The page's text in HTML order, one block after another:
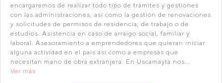
encargaremos de realizar todo tipo de trámites y gestiones
con las administraciones, así como la gestión de renovaciones
y solicitudes de permisos de residencia, de trabajo o de
estudios. Asistencia en caso de arraigo social, familiar y
laboral. Asesoramiento a emprendedores que quieran iniciar
alguna actividad en el país así como a empresas que
necesitan mano de obra extranjera. En Uscamayta nos...
Ver más